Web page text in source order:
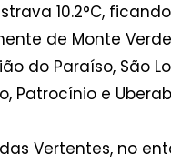
10.2°C,
de Monte
do Paraíso, São
Patrocínio e
Vertentes, no